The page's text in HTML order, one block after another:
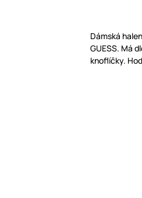
Dámská
GUESS. Má
knoflíčky.